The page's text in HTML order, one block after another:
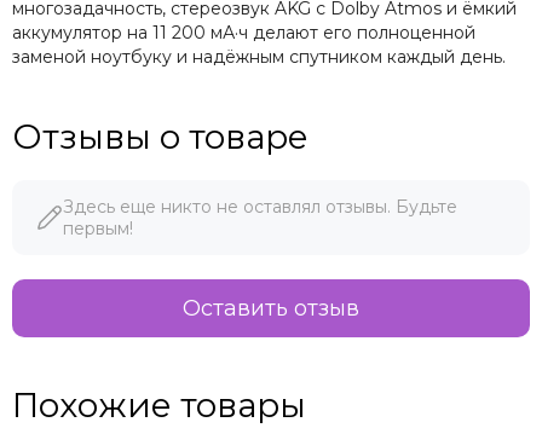
многозадачность, стереозвук AKG с Dolby Atmos и ёмкий
аккумулятор на 11 200 мА·ч делают его полноценной
заменой ноутбуку и надёжным спутником каждый день.
Отзывы о товаре
Здесь еще никто не оставлял отзывы. Будьте
первым!
Оставить отзыв
Похожие товары